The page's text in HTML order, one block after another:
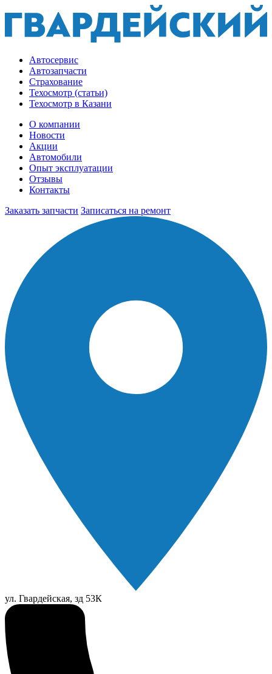
Автосервис
Автозапчасти
Страхование
Техосмотр (статьи)
Техосмотр в Казани
О компании
Новости
Акции
Автомобили
Опыт эксплуатации
Отзывы
Контакты
Заказать запчасти Записаться на ремонт
ул. Гвардейская, зд 53К